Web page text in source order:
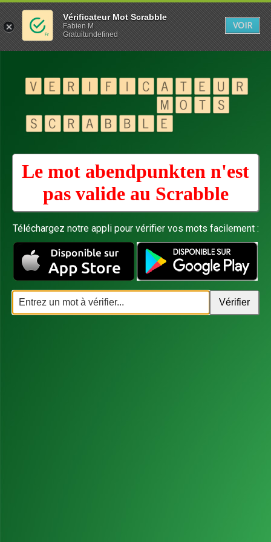
Le mot abendpunkten n'est
pas valide au Scrabble
Téléchargez notre appli pour vérifier vos mots facilement :
Vérificateur Mot Scrabble
Fabien M
Gratuitundefined
VOIR